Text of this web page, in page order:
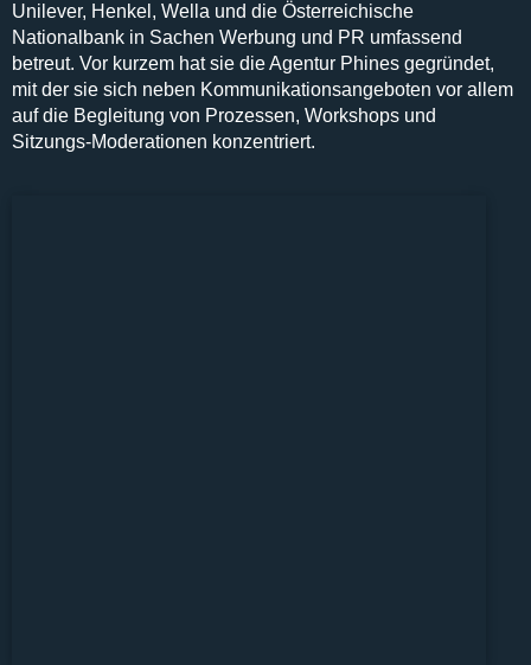
Unilever, Henkel, Wella und die Österreichische
Nationalbank in Sachen Werbung und PR umfassend
betreut. Vor kurzem hat sie die Agentur Phines gegründet,
mit der sie sich neben Kommunikationsangeboten vor allem
auf die Begleitung von Prozessen, Workshops und
Sitzungs-Moderationen konzentriert.